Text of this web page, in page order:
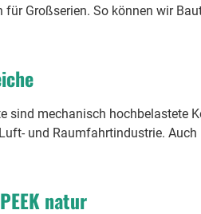
Großserien. So können wir
sind mechanisch hochbelastete
und Raumfahrtindustrie.
natur